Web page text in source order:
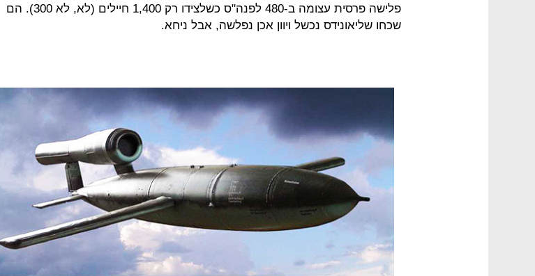
פלישה פרסית עצומה ב-480 לפנה"ס כשלצידו רק 1,400 חיילים (לא, לא 300). הם
שכחו שליאונידס נכשל ויוון אכן נפלשה, אבל ניחא.